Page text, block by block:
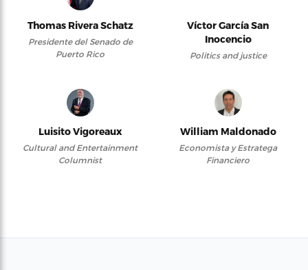
Thomas Rivera Schatz
Presidente del Senado de
Puerto Rico
Víctor García San
Inocencio
Politics and justice
Luisito Vigoreaux
Cultural and Entertainment
Columnist
William Maldonado
Economista y Estratega
Financiero